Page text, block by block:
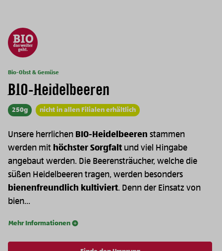
Bio-Obst & Gemüse
BIO-Heidelbeeren
250g nicht in allen Filialen erhältlich
Unsere herrlichen BIO-Heidelbeeren stammen
werden mit höchster Sorgfalt und viel Hingabe
angebaut werden. Die Beerensträucher, welche die
süßen Heidelbeeren tragen, werden besonders
bienenfreundlich kultiviert. Denn der Einsatz von
bien...
Mehr Informationen